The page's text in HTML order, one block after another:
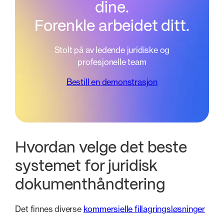
dine.
Forenkle arbeidet ditt.
Stolt på av ledende juridiske og
profesjonelle team
Bestill en demonstrasjon
Hvordan velge det beste
systemet for juridisk
dokumenthåndtering
Det finnes diverse kommersielle fillagringsløsninger